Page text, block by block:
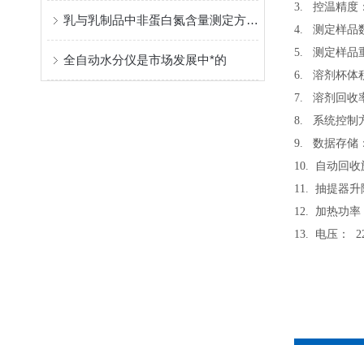
乳与乳制品中非蛋白氮含量测定方法的改进
全自动水分仪是市场发展中*的
3. 控温精度
4. 测定样品
5. 测定样品
6. 溶剂杯体
7. 溶剂回收
8. 系统控制
9. 数据存储
10. 自动回
11. 抽提器
12. 加热功率
13. 电压：